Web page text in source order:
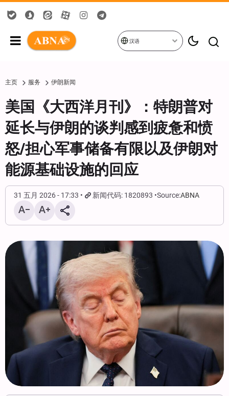
汉语
主页 服务 伊朗新闻
美国《大西洋月刊》：特朗普对
延长与伊朗的谈判感到疲惫和愤
怒/担心军事储备有限以及伊朗对
能源基础设施的回应
31 五月 2026 - 17:33 新闻代码: 1820893 Source:ABNA